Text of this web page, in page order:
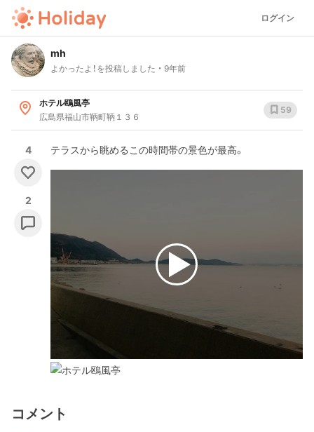
ログイン
mh
よかったよ！を投稿しました 9年前
ホテル鴎風亭
広島県福山市鞆町鞆１３６
59
4
2
テラスから眺めるこの時間帯の景色が最高。
コメント